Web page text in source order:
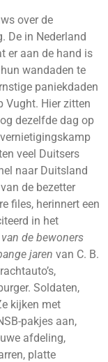
over de
De in Nederland
er aan de hand is
wandaden te
paniekdaden
Vught. Hier zitten
dezelfde dag op
veel Duitsers
naar Duitsland
de bezetter
files, herinnert een
in het
de bewoners
jaren van C. B.
Soldaten,
kijken met
pakjes aan,
afdeling,
platte